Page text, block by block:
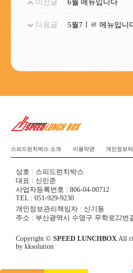
이전글 6월 메뉴입니다
다음글 5월7ㅣㄹ 메뉴입니
스피드런치박스 소개 이용약관 개인정보
상호 : 스피드런치박스
대표 : 신민준
사업자등록번호 : 806-04-00712
TEL : 051-929-9230
개인정보관리책임자 : 신기동
주소 : 부산광역시 수영구 무학로22번
Copyright ©SPEED LUNCHBOX All
bykksolution